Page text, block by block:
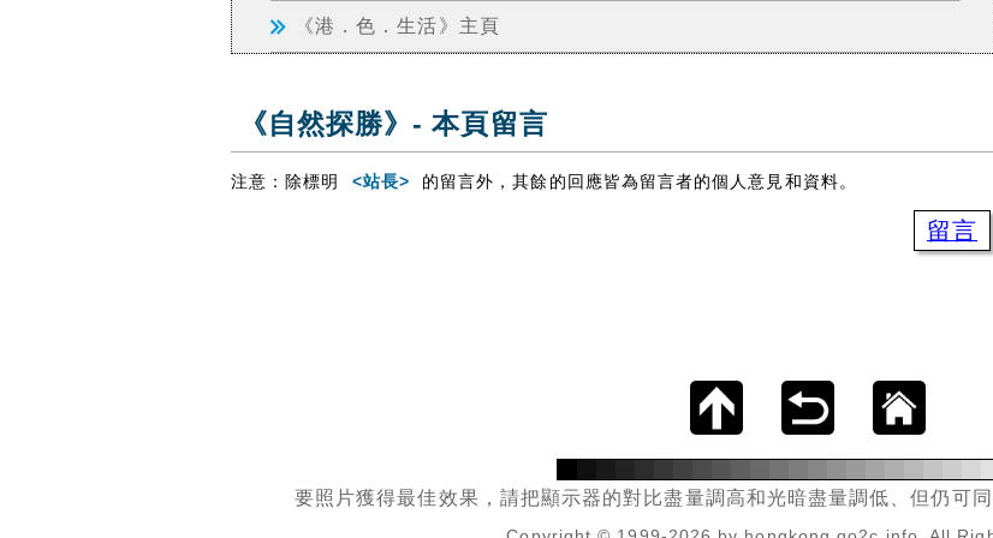
《港．色．生活》主頁
《自然探勝》- 本頁留言
注意：除標明 <站長> 的留言外，其餘的回應皆為留言者的個人意見和資料。
留言
要照片獲得最佳效果，請把顯示器的對比盡量調高和光暗盡量調低、但仍可